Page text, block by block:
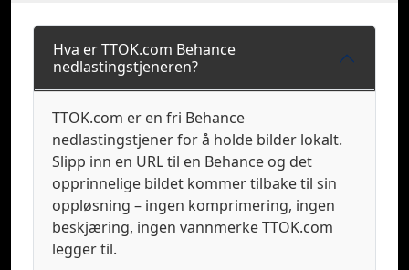
Hva er TTOK.com Behance
nedlastingstjeneren?
TTOK.com er en fri Behance
nedlastingstjener for å holde bilder lokalt.
Slipp inn en URL til en Behance og det
opprinnelige bildet kommer tilbake til sin
oppløsning – ingen komprimering, ingen
beskjæring, ingen vannmerke TTOK.com
legger til.